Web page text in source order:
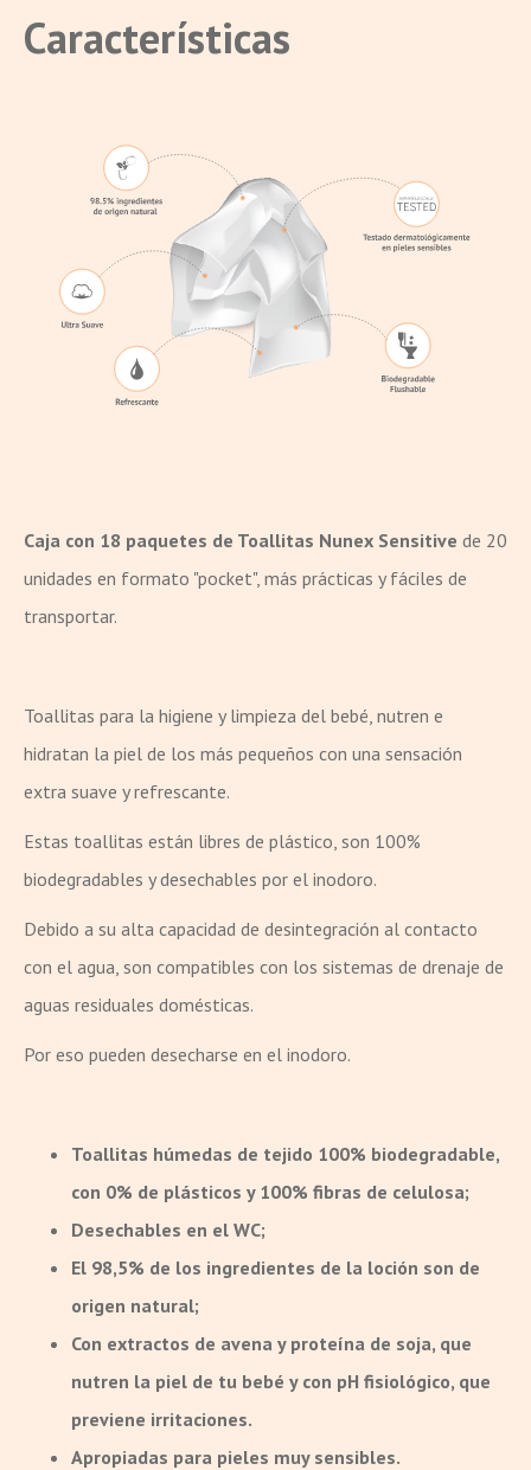
Características
Caja con 18 paquetes de Toallitas Nunex Sensitive de 20
unidades en formato "pocket", más prácticas y fáciles de
transportar.
Toallitas para la higiene y limpieza del bebé, nutren e
hidratan la piel de los más pequeños con una sensación
extra suave y refrescante.
Estas toallitas están libres de plástico, son 100%
biodegradables y desechables por el inodoro.
Debido a su alta capacidad de desintegración al contacto
con el agua, son compatibles con los sistemas de drenaje de
aguas residuales domésticas.
Por eso pueden desecharse en el inodoro.
Toallitas húmedas de tejido 100% biodegradable,
con 0% de plásticos y 100% fibras de celulosa;
Desechables en el WC;
El 98,5% de los ingredientes de la loción son de
origen natural;
Con extractos de avena y proteína de soja, que
nutren la piel de tu bebé y con pH fisiológico, que
previene irritaciones.
Apropiadas para pieles muy sensibles.